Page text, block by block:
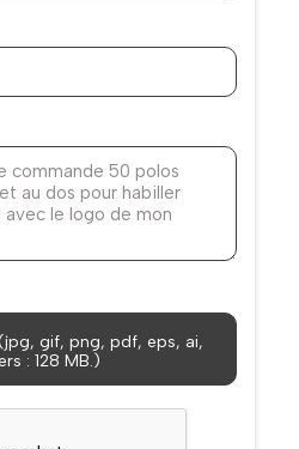
gif, png, pdf, eps, ai,
: 128 MB.)